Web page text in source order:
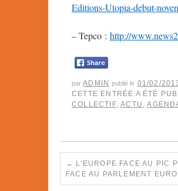
Editions-Utopia-debut-
– Tepco : http://
par ADMIN publié le 01/02/
CETTE ENTRÉE A ÉTÉ
COLLECTIF,ACTU ,
← L’EUROPE FACE AU PIC
FACE AU PARLEMENT